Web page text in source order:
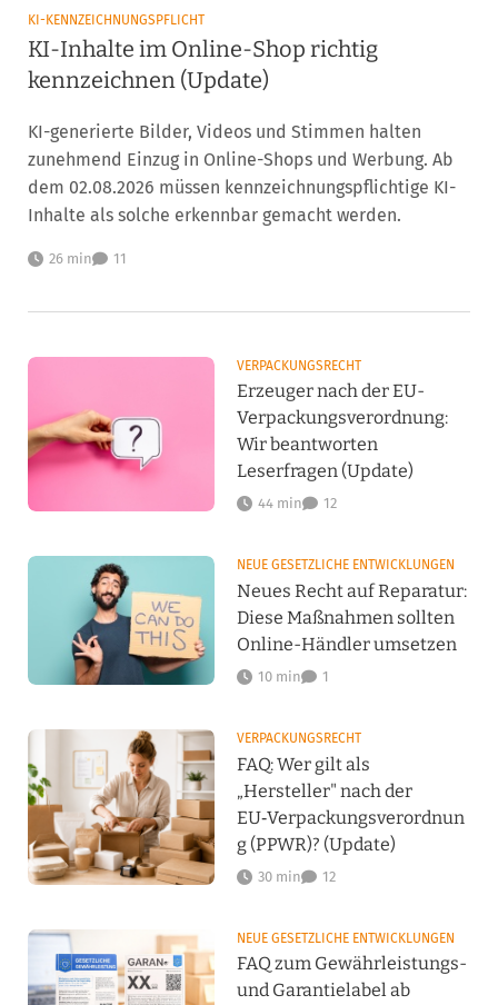
KI-KENNZEICHNUNGSPFLICHT
KI-Inhalte im Online-Shop richtig
kennzeichnen (Update)
KI-generierte Bilder, Videos und Stimmen halten
zunehmend Einzug in Online-Shops und Werbung. Ab
dem 02.08.2026 müssen kennzeichnungspflichtige KI-
Inhalte als solche erkennbar gemacht werden.
26 min 11
VERPACKUNGSRECHT
Erzeuger nach der EU-
Verpackungsverordnung:
Wir beantworten
Leserfragen (Update)
44 min 12
NEUE GESETZLICHE ENTWICKLUNGEN
Neues Recht auf Reparatur:
Diese Maßnahmen sollten
Online-Händler umsetzen
10 min 1
VERPACKUNGSRECHT
FAQ: Wer gilt als
„Hersteller" nach der
EU‑Verpackungsverordnun
g (PPWR)? (Update)
30 min 12
NEUE GESETZLICHE ENTWICKLUNGEN
FAQ zum Gewährleistungs-
und Garantielabel ab